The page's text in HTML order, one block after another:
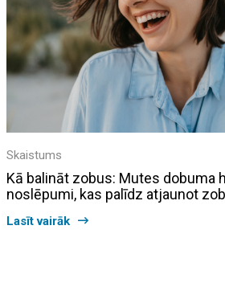
Skaistums
Kā balināt zobus: Mutes dobuma
noslēpumi, kas palīdz atjaunot
Lasīt vairāk